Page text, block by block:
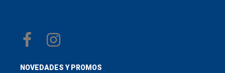
NOVEDADES Y PROMOS